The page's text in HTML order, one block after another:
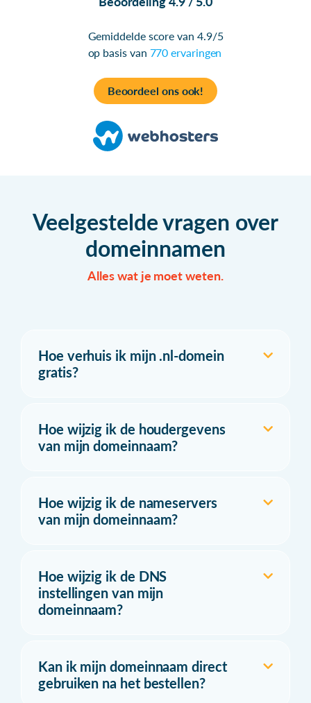
Gemiddelde score van 4.9/5
op basis van 770 ervaringen
Beoordeel ons ook!
Veelgestelde vragen over
domeinnamen
Alles wat je moet weten.
Hoe verhuis ik mijn .nl-domein
gratis?
Hoe wijzig ik de houdergevens
van mijn domeinnaam?
Hoe wijzig ik de nameservers
van mijn domeinnaam?
Hoe wijzig ik de DNS
instellingen van mijn
domeinnaam?
Kan ik mijn domeinnaam direct
gebruiken na het bestellen?